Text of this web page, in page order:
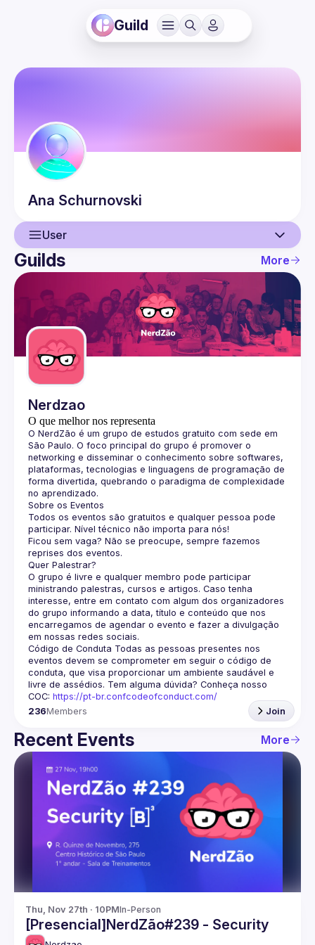
Guild
Ana Schurnovski
User
User
Events
Guilds
Guilds More
Nerdzao
O que melhor nos representa
O NerdZão é um grupo de estudos gratuito com sede em
São Paulo. O foco principal do grupo é promover o
networking e disseminar o conhecimento sobre softwares,
plataformas, tecnologias e linguagens de programação de
forma divertida, quebrando o paradigma de complexidade
no aprendizado.
Sobre os Eventos
Todos os eventos são gratuitos e qualquer pessoa pode
participar. Nível técnico não importa para nós!
Ficou sem vaga? Não se preocupe, sempre fazemos
reprises dos eventos.
Quer Palestrar?
O grupo é livre e qualquer membro pode participar
ministrando palestras, cursos e artigos. Caso tenha
interesse, entre em contato com algum dos organizadores
do grupo informando a data, título e conteúdo que nos
encarregamos de agendar o evento e fazer a divulgação
em nossas redes sociais.
Código de Conduta Todas as pessoas presentes nos
eventos devem se comprometer em seguir o código de
conduta, que visa proporcionar um ambiente saudável e
livre de assédios. Tem alguma dúvida? Conheça nosso
COC: https://pt-br.confcodeofconduct.com/
236Members Join
Recent Events More
Thu, Nov 27th · 10PMIn-Person
[Presencial]NerdZão#239 - Security